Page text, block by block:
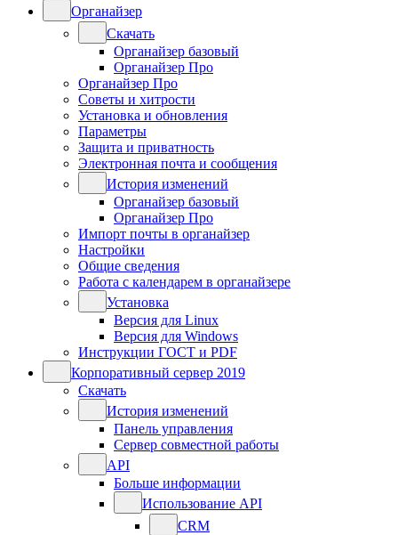
Органайзер
Скачать
Органайзер базовый
Органайзер Про
Органайзер Про
Советы и хитрости
Установка и обновления
Параметры
Защита и приватность
Электронная почта и сообщения
История изменений
Органайзер базовый
Органайзер Про
Импорт почты в органайзер
Настройки
Общие сведения
Работа с календарем в органайзере
Установка
Версия для Linux
Версия для Windows
Инструкции ГОСТ и PDF
Корпоративный сервер 2019
Скачать
История изменений
Панель управления
Сервер совместной работы
API
Больше информации
Использование API
CRM